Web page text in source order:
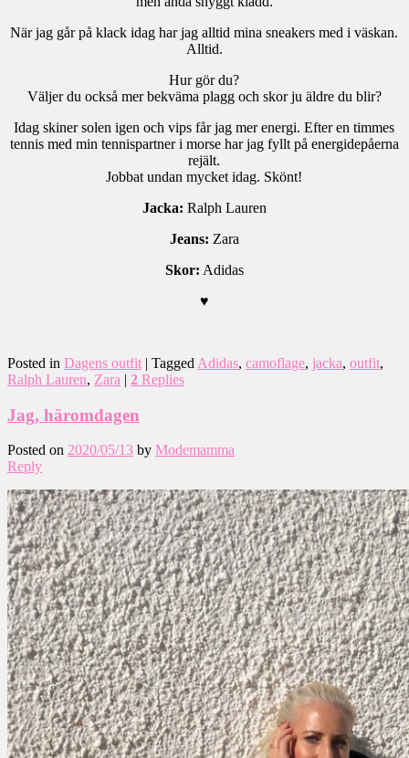
När jag går på klack idag har jag alltid mina sneakers med i väskan.
Alltid.
Hur gör du?
Väljer du också mer bekväma plagg och skor ju äldre du blir?
Idag skiner solen igen och vips får jag mer energi. Efter en timmes
tennis med min tennispartner i morse har jag fyllt på energidepåerna
rejält.
Jobbat undan mycket idag. Skönt!
Jacka: Ralph Lauren
Jeans: Zara
Skor: Adidas
♥
Posted in Dagens outfit | Tagged Adidas, camoflage, jacka, outfit,
Ralph Lauren, Zara | 2 Replies
Jag, häromdagen
Posted on 2020/05/13 by Modemamma
Reply